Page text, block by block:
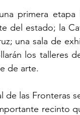
primera
del estado; la
una sala de
los talleres
de arte.
de las Fronteras
recinto